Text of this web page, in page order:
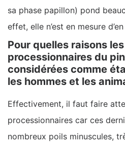
sa phase papillon) pond
effet, elle n’est en mesure
Pour quelles raisons
processionnaires du
considérées comme
les hommes et les
Effectivement, il faut faire
processionnaires car ces
nombreux poils minuscules,